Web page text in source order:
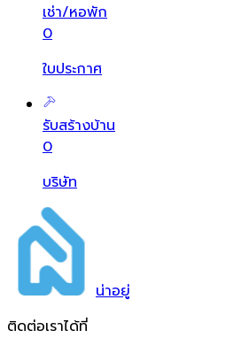
เช่า/หอพัก
0
ใบประกาศ
รับสร้างบ้าน
0
บริษัท
น่าอยู่
ติดต่อเราได้ที่